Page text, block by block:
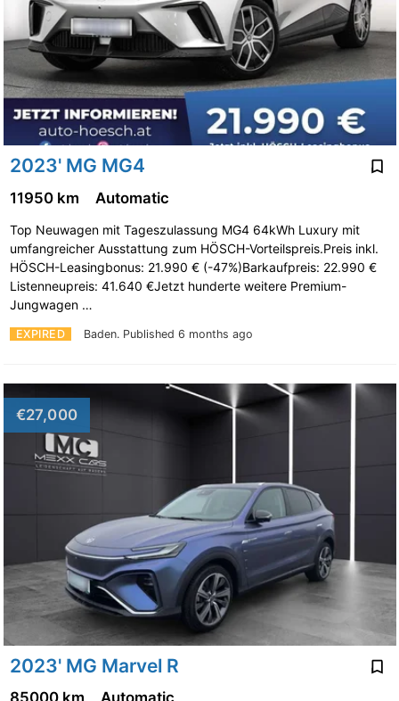
2023' MG MG4
EXPIRED Baden. Published 6 months ago
11950 km Automatic
Top Neuwagen mit Tageszulassung MG4 64kWh Luxury mit
umfangreicher Ausstattung zum HÖSCH-Vorteilspreis.Preis inkl.
HÖSCH-Leasingbonus: 21.990 € (-47%)Barkaufpreis: 22.990 €
Listenneupreis: 41.640 €Jetzt hunderte weitere Premium-
Jungwagen …
€27,000
2023' MG Marvel R